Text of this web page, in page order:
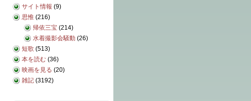
サイト情報 (9)
思惟 (216)
帰依三宝 (214)
水着撮影会騒動 (26)
短歌 (513)
本を読む (36)
映画を見る (20)
雑記 (3192)